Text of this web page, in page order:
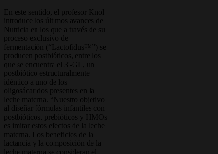
En este sentido, el profesor Knol
introduce los últimos avances de
Nutricia en los que a través de su
proceso exclusivo de
fermentación (“Lactofidus™”) se
producen postbióticos, entre los
que se encuentra el 3'-GL, un
postbiótico estructuralmente
idéntico a uno de los
oligosácaridos presentes en la
leche materna. “Nuestro objetivo
al diseñar fórmulas infantiles con
postbióticos, prebióticos y HMOs
es imitar estos efectos de la leche
materna. Los beneficios de la
lactancia y la composición de la
leche materna se consideran el